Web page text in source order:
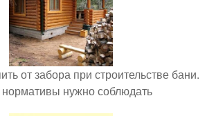
от забора при строительстве бани.
нормативы нужно соблюдать